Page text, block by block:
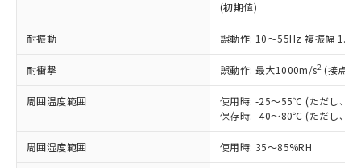
(初期値)
耐振動 誤動作: 10～55Hz 複振幅
耐衝撃 誤動作: 最大1000m/s2 (接点
周囲温度範囲
使用時: -25～55℃ (ただし、氷
保存時: -40～80℃ (ただし、氷
周囲湿度範囲 使用時: 35～85%RH
在庫状況および標準価格結果を当社の
示しないようお願いします。
マイパーツ機能（部品リスト作成サー
ビス）をご利用いただくには、I-Web
メンバーズにご登録されている必要が
お客様が当ウェブサイト上で当社にご
登録された部品リストについて、当社
および当社の共同利用者が、当社の製
部品在庫の切り替え状況などにより、予定
月が前後することがあります。
※3 非含有証明書ダウンロード
「ｅ」：有害物質（10物質）のすべてが基
準値以下であることを示します。
「10」：通常の使用状況下において有害物
質が外部に漏えいし、環境に深刻な影響を
及ぼさない年数を意味します。
「－」：未確認です。当社販売部門へお問
当社は、貴社製品を第三者に販売する
場合は、上記1、2および3の内容を当
該第三者に通知します。また当社は、
販売先および販売に係わる関係者が違
法に輸出するおそれがある場合は、取
機器販売店・当社販売員にご確
受注生産機種、また在庫状況の
情報を公開していない機種